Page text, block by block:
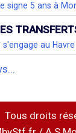
signe 5 ans à
au Havre
Tous droits